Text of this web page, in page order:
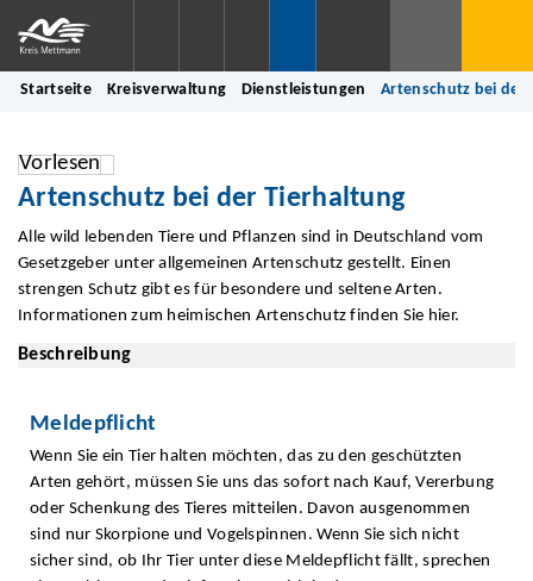
Startseite Kreisverwaltung Dienstleistungen Artenschutz bei der
Vorlesen
Artenschutz bei der Tierhaltung
Alle wild lebenden Tiere und Pflanzen sind in Deutschland vom
Gesetzgeber unter allgemeinen Artenschutz gestellt. Einen
strengen Schutz gibt es für besondere und seltene Arten.
Informationen zum heimischen Artenschutz finden Sie hier.
Beschreibung
Meldepflicht
Wenn Sie ein Tier halten möchten, das zu den geschützten
Arten gehört, müssen Sie uns das sofort nach Kauf, Vererbung
oder Schenkung des Tieres mitteilen. Davon ausgenommen
sind nur Skorpione und Vogelspinnen. Wenn Sie sich nicht
sicher sind, ob Ihr Tier unter diese Meldepflicht fällt, sprechen